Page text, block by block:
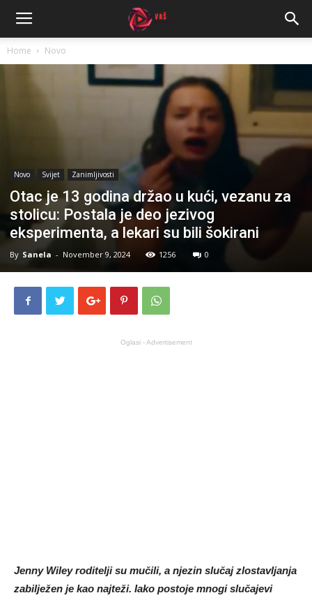
Home Novo
Novo Svijet Zanimljivosti
Otac je 13 godina držao u kući, vezanu za
stolicu: Postala je deo jezivog
eksperimenta, a lekari su bili šokirani
By Sanela - November 9, 2024 1256 0
Oglasi - Advertisement
Jenny Wiley roditelji su mučili, a njezin slučaj zlostavljanja
zabilježen je kao najteži. Iako postoje mnogi slučajevi